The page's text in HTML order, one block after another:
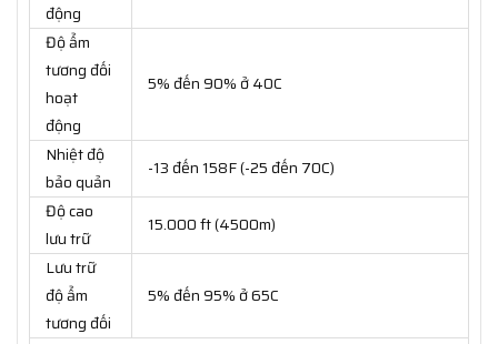
động
Độ ẩm
tương đối
hoạt
động
5% đến 90% ở 40C
Nhiệt độ
bảo quản
-13 đến 158F (-25 đến 70C)
Độ cao
lưu trữ
15.000 ft (4500m)
Lưu trữ
độ ẩm
tương đối
5% đến 95% ở 65C